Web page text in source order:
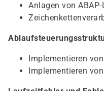
Anlagen von
Implementieren
Implementieren